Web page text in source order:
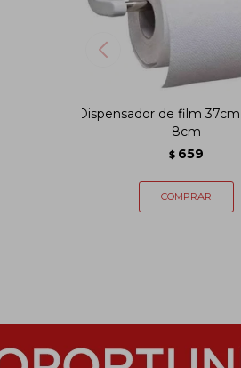
Dispensador de film
8cm
$ 659